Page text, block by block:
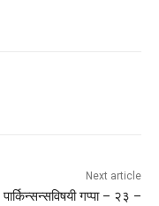
Next article
पार्किन्सन्सविषयी गप्पा – २३ –